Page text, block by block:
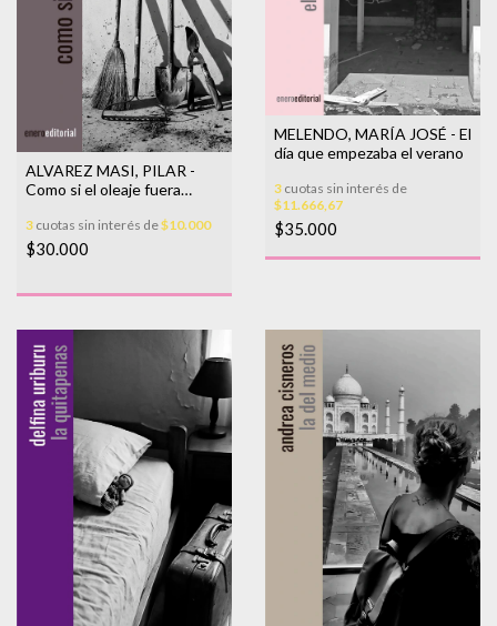
ALVAREZ MASI, PILAR -
Como si el oleaje fuera
3 cuotas sin interés de$10.000
$30.000
MELENDO, MARÍA JOSÉ - El
día que empezaba el verano
3 cuotas sin interés de
$11.666,67
$35.000